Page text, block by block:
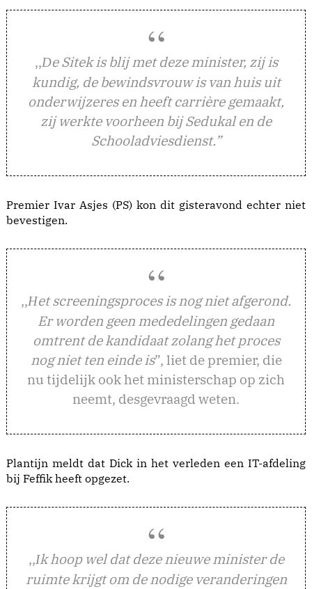
,,De Sitek is blij met deze minister, zij is
kundig, de bewindsvrouw is van huis uit
onderwijzeres en heeft carrière gemaakt,
zij werkte voorheen bij Sedukal en de
Schooladviesdienst.”
Premier Ivar Asjes (PS) kon dit gisteravond echter niet
bevestigen.
,,Het screeningsproces is nog niet afgerond.
Er worden geen mededelingen gedaan
omtrent de kandidaat zolang het proces
nog niet ten einde is”, liet de premier, die
nu tijdelijk ook het ministerschap op zich
neemt, desgevraagd weten.
Plantijn meldt dat Dick in het verleden een IT-afdeling
bij Feffik heeft opgezet.
,,Ik hoop wel dat deze nieuwe minister de
ruimte krijgt om de nodige veranderingen